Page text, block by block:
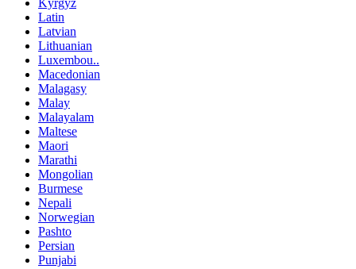
Kyrgyz
Latin
Latvian
Lithuanian
Luxembou..
Macedonian
Malagasy
Malay
Malayalam
Maltese
Maori
Marathi
Mongolian
Burmese
Nepali
Norwegian
Pashto
Persian
Punjabi